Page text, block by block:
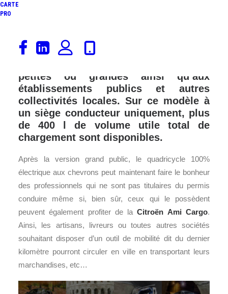
CARTE
PRO
La Citroën Ami est désormais
disponible en une version baptisée
petites ou grandes ainsi qu’aux
établissements publics et autres
collectivités locales. Sur ce modèle à
un siège conducteur uniquement, plus
de 400 l de volume utile total de
chargement sont disponibles.
Après la version grand public, le quadricycle 100%
électrique aux chevrons peut maintenant faire le bonheur
des professionnels qui ne sont pas titulaires du permis
conduire même si, bien sûr, ceux qui le possèdent
peuvent également profiter de laCitroën Ami Cargo.
Ainsi, les artisans, livreurs ou toutes autres sociétés
souhaitant disposer d’un outil de mobilité dit du dernier
kilomètre pourront circuler en ville en transportant leurs
marchandises, etc…